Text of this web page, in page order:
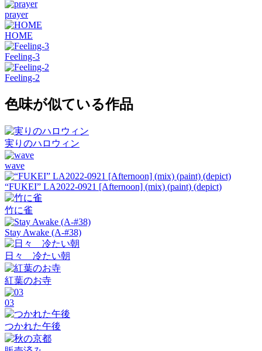
prayer
HOME
Feeling-3
Feeling-2
色味が似ている作品
実りのハロウィン
wave
“FUKEI” LA2022-0921 [Afternoon] (mix) (paint) (depict)
竹に雀
Stay Awake (A-#38)
日々 冷たい朝
紅葉のお寺
03
つかれた午後